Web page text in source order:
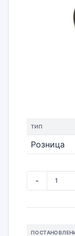
ТИП
Розница
-